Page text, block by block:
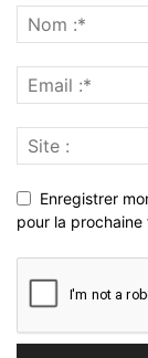
Enregistrer
pour la